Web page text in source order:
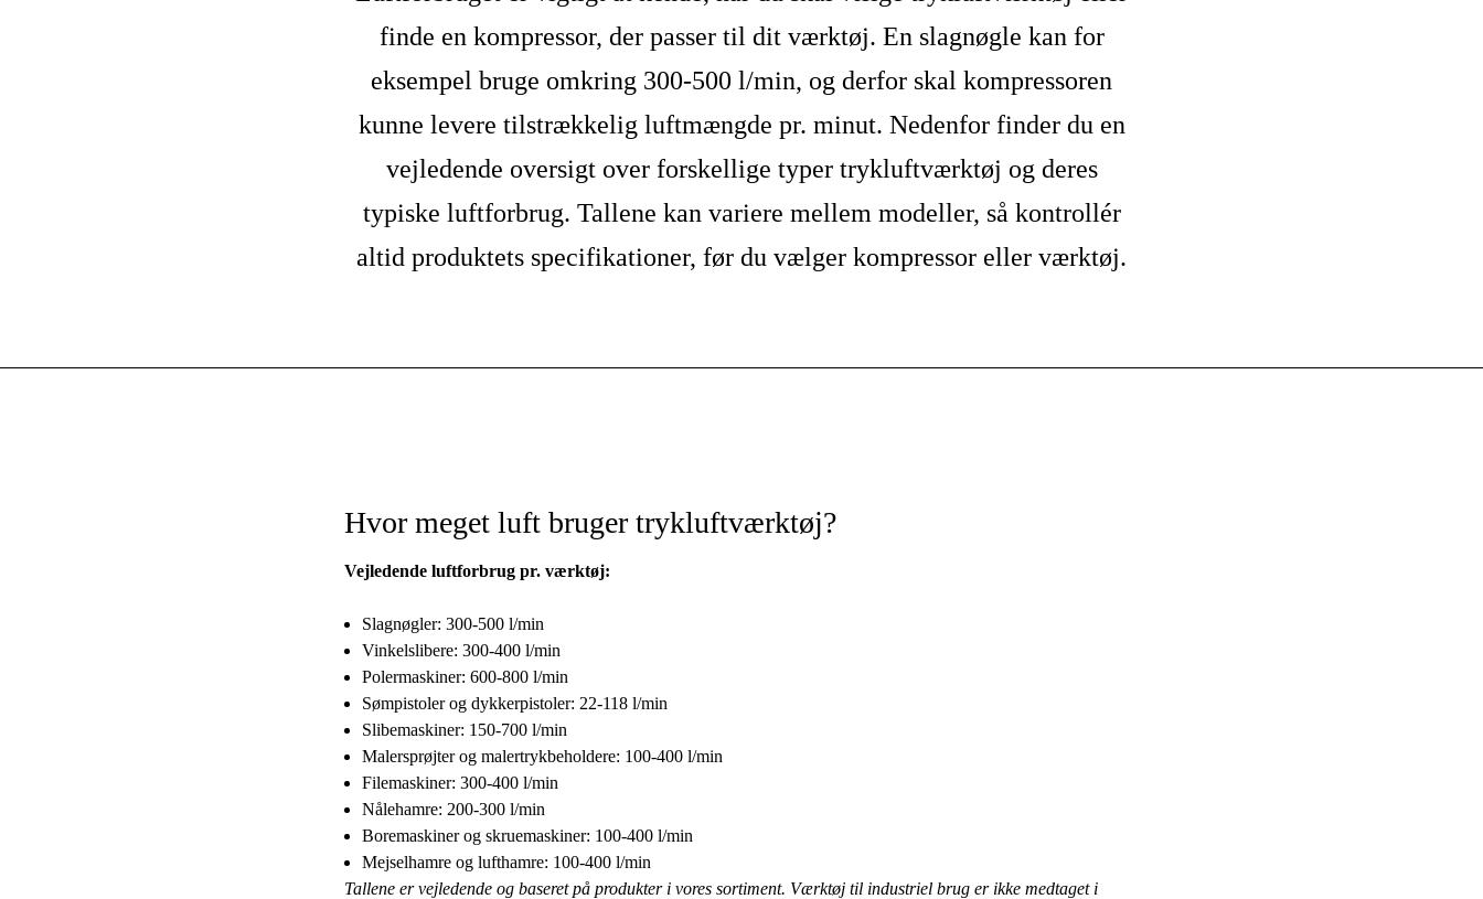
finde en kompressor, der passer til dit værktøj. En slagnøgle kan for
eksempel bruge omkring 300-500 l/min, og derfor skal kompressoren
kunne levere tilstrækkelig luftmængde pr. minut. Nedenfor finder du en
vejledende oversigt over forskellige typer trykluftværktøj og deres
typiske luftforbrug. Tallene kan variere mellem modeller, så kontrollér
altid produktets specifikationer, før du vælger kompressor eller værktøj.
Hvor meget luft bruger trykluftværktøj?
Vejledende luftforbrug pr. værktøj:
Slagnøgler: 300-500 l/min
Vinkelslibere: 300-400 l/min
Polermaskiner: 600-800 l/min
Sømpistoler og dykkerpistoler: 22-118 l/min
Slibemaskiner: 150-700 l/min
Malersprøjter og malertrykbeholdere: 100-400 l/min
Filemaskiner: 300-400 l/min
Nålehamre: 200-300 l/min
Boremaskiner og skruemaskiner: 100-400 l/min
Mejselhamre og lufthamre: 100-400 l/min
Tallene er vejledende og baseret på produkter i vores sortiment. Værktøj til industriel brug er ikke medtaget i